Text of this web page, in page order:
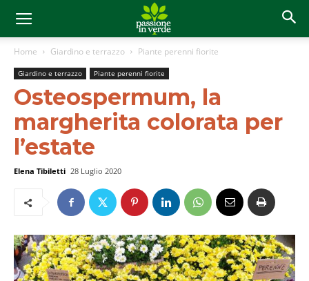
Home Giardino e terrazzo Piante perenni fiorite
Giardino e terrazzo Piante perenni fiorite
Osteospermum, la
margherita colorata per
l’estate
Elena Tibiletti 28 Luglio 2020